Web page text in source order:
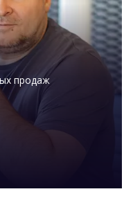
продаж